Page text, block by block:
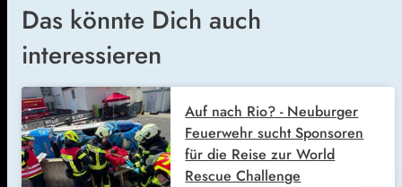
Das könnte Dich auch
interessieren
Auf nach Rio? - Neuburger
Feuerwehr sucht Sponsoren
für die Reise zur World
Rescue Challenge